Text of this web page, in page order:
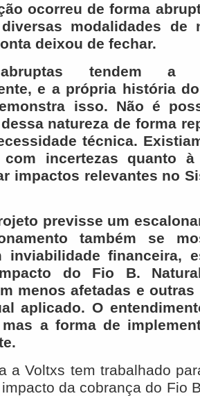
ocorreu de forma
modalidades de
deixou de fechar.
tendem a
e a própria história
isso. Não é
natureza de forma
técnica.
com incertezas quanto
impactos relevantes no
previsse um
também se
inviabilidade financeira,
do Fio B.
menos afetadas e outras
aplicado. O
mas a forma de
a Voltxs tem trabalhado
da cobrança do Fio